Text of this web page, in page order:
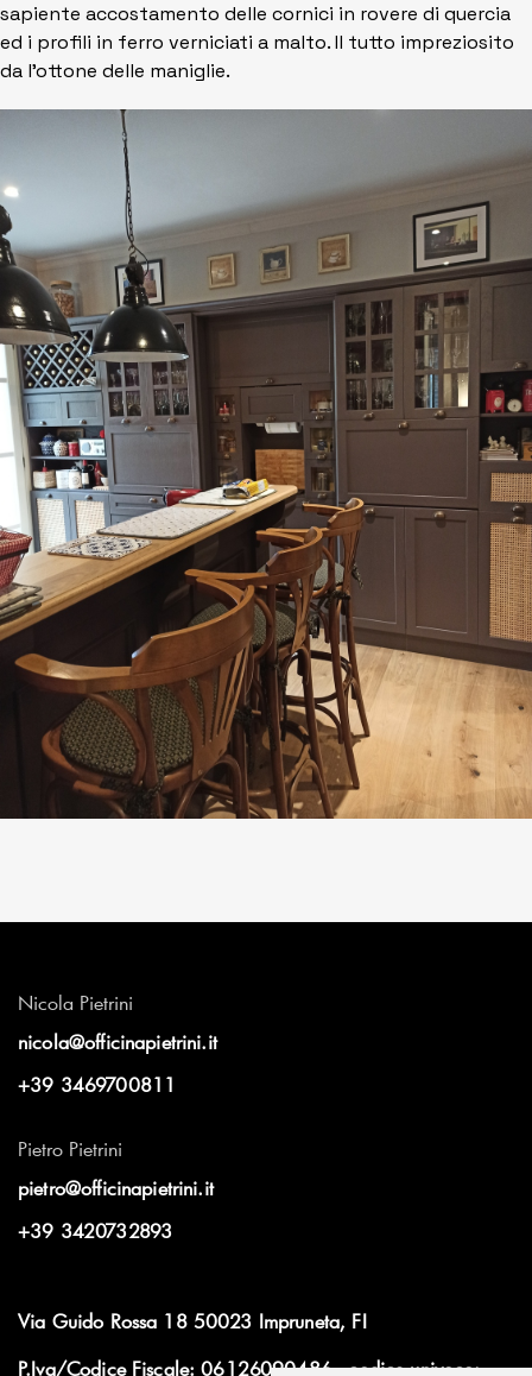
sapiente accostamento delle cornici in rovere di quercia
ed i profili in ferro verniciati a malto. Il tutto impreziosito
da l'ottone delle maniglie.
Nicola Pietrini
nicola@officinapietrini.it
+39 3469700811
Pietro Pietrini
pietro@officinapietrini.it
+39 3420732893
Via Guido Rossa 18 50023 Impruneta, FI
P.Iva/Codice Fiscale: 06126090486 - codice univoco: